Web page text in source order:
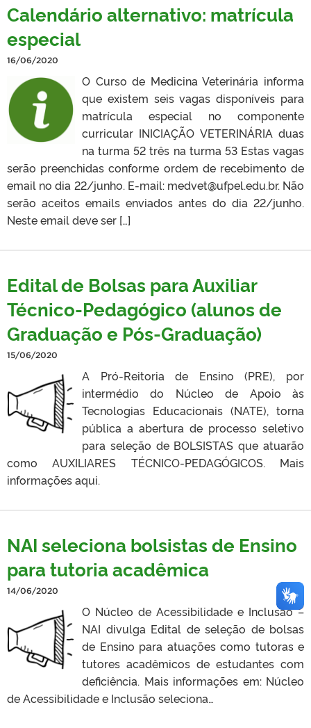
Calendário alternativo: matrícula
especial
16/06/2020
O Curso de Medicina Veterinária informa
que existem seis vagas disponíveis para
matrícula especial no componente
curricular INICIAÇÃO VETERINÁRIA duas
na turma 52 três na turma 53 Estas vagas
serão preenchidas conforme ordem de recebimento de
email no dia 22/junho. E-mail: medvet@ufpel.edu.br. Não
serão aceitos emails enviados antes do dia 22/junho.
Neste email deve ser […]
Edital de Bolsas para Auxiliar
Técnico-Pedagógico (alunos de
Graduação e Pós-Graduação)
15/06/2020
A Pró-Reitoria de Ensino (PRE), por
intermédio do Núcleo de Apoio às
Tecnologias Educacionais (NATE), torna
pública a abertura de processo seletivo
para seleção de BOLSISTAS que atuarão
como AUXILIARES TÉCNICO-PEDAGÓGICOS. Mais
informações aqui.
NAI seleciona bolsistas de Ensino
para tutoria acadêmica
14/06/2020
O Núcleo de Acessibilidade e Inclusão –
NAI divulga Edital de seleção de bolsas
de Ensino para atuações como tutoras e
tutores acadêmicos de estudantes com
deficiência. Mais informações em: Núcleo
de Acessibilidade e Inclusão seleciona…